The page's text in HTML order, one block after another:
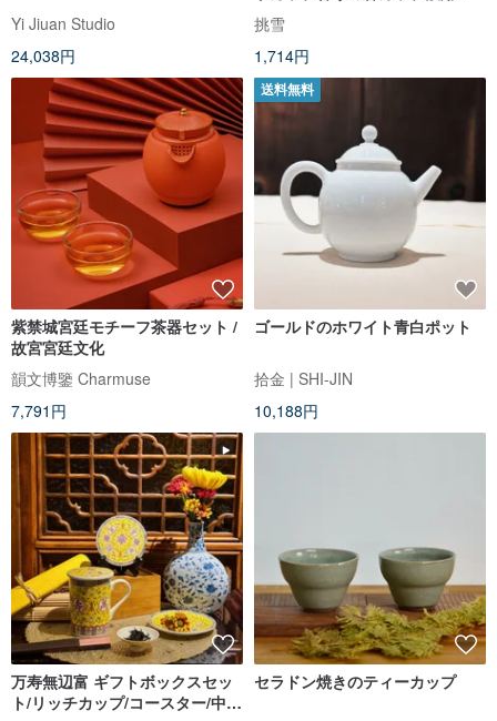
Yi Jiuan Studio
24,038円
ィーカップ80ml高温色釉薬手作
り中国茶セット
挑雪
1,714円
紫禁城宮廷モチーフ茶器セット /
故宮宮廷文化
韻文博鑒 Charmuse
7,791円
送料無料
ゴールドのホワイト青白ポット
拾金 | SHI-JIN
10,188円
万寿無辺富 ギフトボックスセッ
ト/リッチカップ/コースター/中華
セラドン焼きのティーカップ